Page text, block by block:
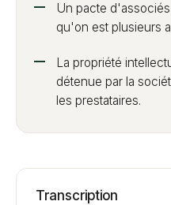
Un pacte
qu'on est plusieurs
La propriété
détenue par la
les prestataires.
Transcription